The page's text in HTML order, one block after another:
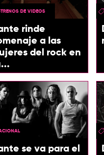
rinde
a las
del rock en
DE VIDEOS
se va para el